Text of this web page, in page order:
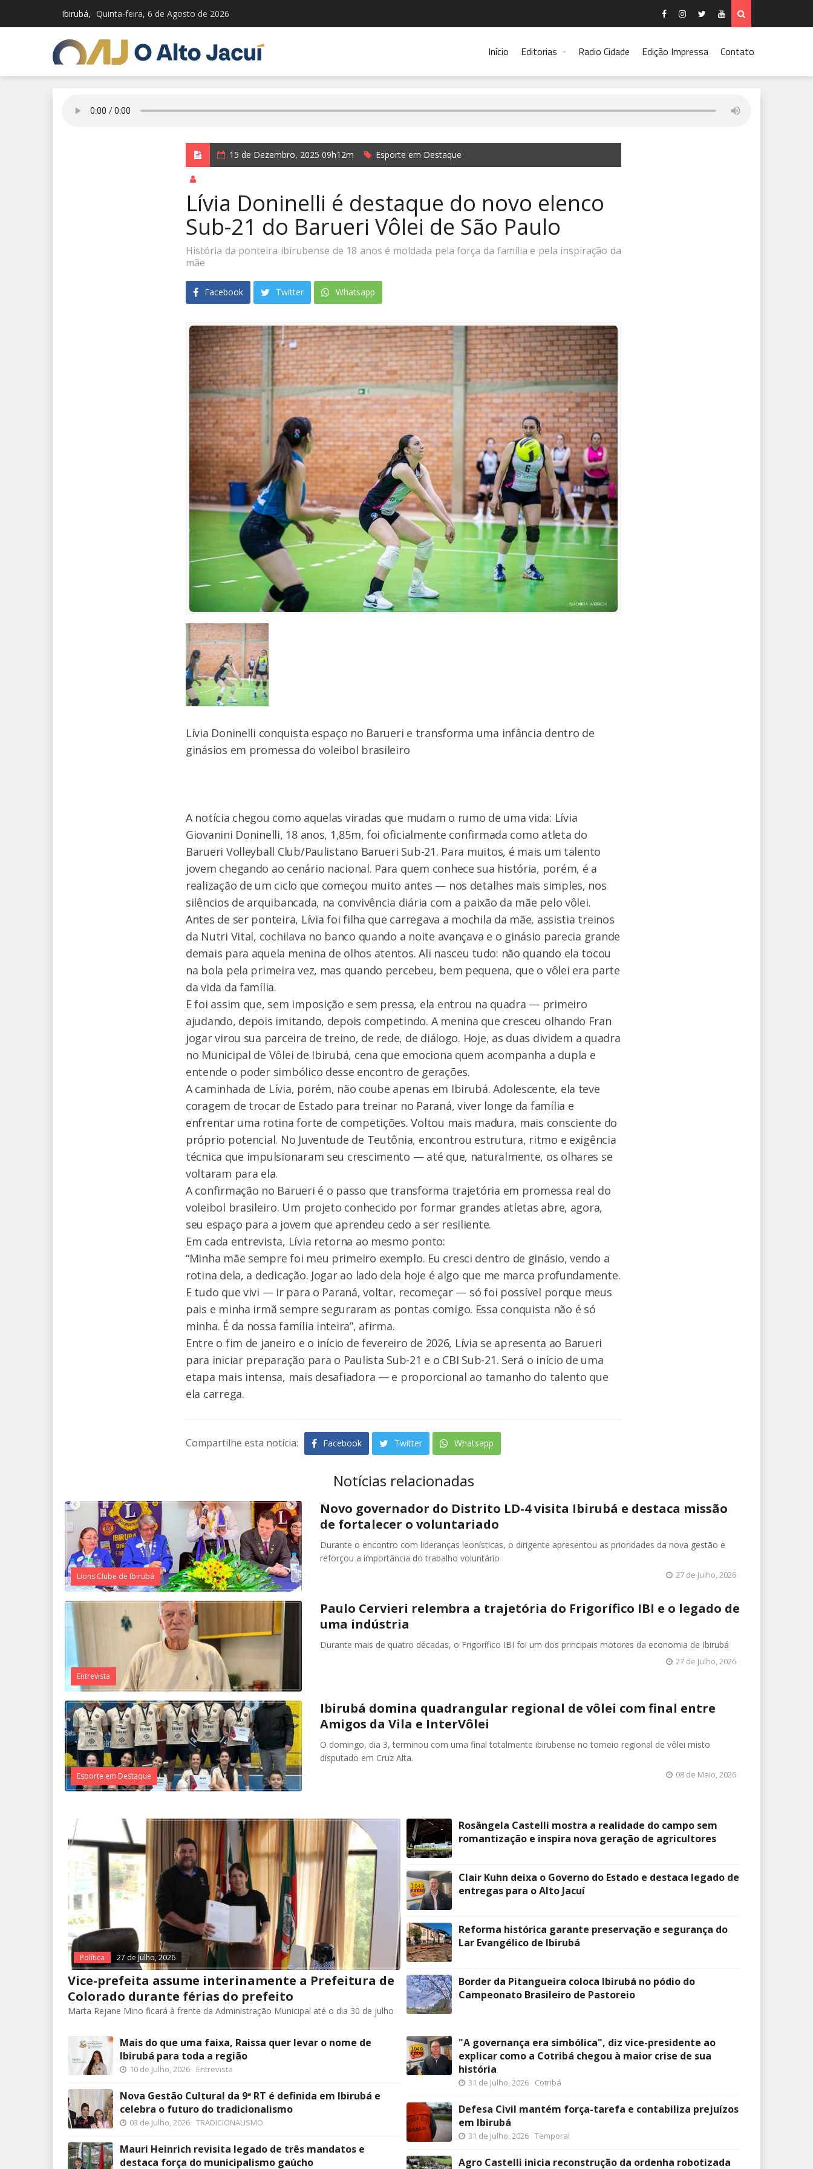
Ibirubá, Quinta-feira, 6 de Agosto de 2026
Início Editorias Radio Cidade Edição Impressa Contato
15 de Dezembro, 2025 09h12m Esporte em Destaque
Lívia Doninelli é destaque do novo elenco
Sub-21 do Barueri Vôlei de São Paulo
História da ponteira ibirubense de 18 anos é moldada pela força da família e pela inspiração da
mãe
Facebook Twitter Whatsapp
Lívia Doninelli conquista espaço no Barueri e transforma uma infância dentro de
ginásios em promessa do voleibol brasileiro
A notícia chegou como aquelas viradas que mudam o rumo de uma vida: Lívia
Giovanini Doninelli, 18 anos, 1,85m, foi oficialmente confirmada como atleta do
Barueri Volleyball Club/Paulistano Barueri Sub-21. Para muitos, é mais um talento
jovem chegando ao cenário nacional. Para quem conhece sua história, porém, é a
realização de um ciclo que começou muito antes — nos detalhes mais simples, nos
silêncios de arquibancada, na convivência diária com a paixão da mãe pelo vôlei.
Antes de ser ponteira, Lívia foi filha que carregava a mochila da mãe, assistia treinos
da Nutri Vital, cochilava no banco quando a noite avançava e o ginásio parecia grande
demais para aquela menina de olhos atentos. Ali nasceu tudo: não quando ela tocou
na bola pela primeira vez, mas quando percebeu, bem pequena, que o vôlei era parte
da vida da família.
E foi assim que, sem imposição e sem pressa, ela entrou na quadra — primeiro
ajudando, depois imitando, depois competindo. A menina que cresceu olhando Fran
jogar virou sua parceira de treino, de rede, de diálogo. Hoje, as duas dividem a quadra
no Municipal de Vôlei de Ibirubá, cena que emociona quem acompanha a dupla e
entende o poder simbólico desse encontro de gerações.
A caminhada de Lívia, porém, não coube apenas em Ibirubá. Adolescente, ela teve
coragem de trocar de Estado para treinar no Paraná, viver longe da família e
enfrentar uma rotina forte de competições. Voltou mais madura, mais consciente do
próprio potencial. No Juventude de Teutônia, encontrou estrutura, ritmo e exigência
técnica que impulsionaram seu crescimento — até que, naturalmente, os olhares se
voltaram para ela.
A confirmação no Barueri é o passo que transforma trajetória em promessa real do
voleibol brasileiro. Um projeto conhecido por formar grandes atletas abre, agora,
seu espaço para a jovem que aprendeu cedo a ser resiliente.
Em cada entrevista, Lívia retorna ao mesmo ponto:
“Minha mãe sempre foi meu primeiro exemplo. Eu cresci dentro de ginásio, vendo a
rotina dela, a dedicação. Jogar ao lado dela hoje é algo que me marca profundamente.
E tudo que vivi — ir para o Paraná, voltar, recomeçar — só foi possível porque meus
pais e minha irmã sempre seguraram as pontas comigo. Essa conquista não é só
minha. É da nossa família inteira”, afirma.
Entre o fim de janeiro e o início de fevereiro de 2026, Lívia se apresenta ao Barueri
para iniciar preparação para o Paulista Sub-21 e o CBI Sub-21. Será o início de uma
etapa mais intensa, mais desafiadora — e proporcional ao tamanho do talento que
ela carrega.
Compartilhe esta notícia: Facebook Twitter Whatsapp
Notícias relacionadas
Lions Clube de Ibirubá
Novo governador do Distrito LD-4 visita Ibirubá e destaca missão
de fortalecer o voluntariado
Durante o encontro com lideranças leonísticas, o dirigente apresentou as prioridades da nova gestão e
reforçou a importância do trabalho voluntário
27 de Julho, 2026
Entrevista
Paulo Cervieri relembra a trajetória do Frigorífico IBI e o legado de
uma indústria
Durante mais de quatro décadas, o Frigorífico IBI foi um dos principais motores da economia de Ibirubá
27 de Julho, 2026
Esporte em Destaque
Ibirubá domina quadrangular regional de vôlei com final entre
Amigos da Vila e InterVôlei
O domingo, dia 3, terminou com uma final totalmente ibirubense no torneio regional de vôlei misto
disputado em Cruz Alta.
08 de Maio, 2026
Política 27 de Julho, 2026
Vice-prefeita assume interinamente a Prefeitura de
Colorado durante férias do prefeito
Marta Rejane Mino ficará à frente da Administração Municipal até o dia 30 de julho
Rosângela Castelli mostra a realidade do campo sem
romantização e inspira nova geração de agricultores
Clair Kuhn deixa o Governo do Estado e destaca legado de
entregas para o Alto Jacuí
Reforma histórica garante preservação e segurança do
Lar Evangélico de Ibirubá
Border da Pitangueira coloca Ibirubá no pódio do
Campeonato Brasileiro de Pastoreio
Mais do que uma faixa, Raissa quer levar o nome de
Ibirubá para toda a região
10 de Julho, 2026 Entrevista
Nova Gestão Cultural da 9ª RT é definida em Ibirubá e
celebra o futuro do tradicionalismo
03 de Julho, 2026 TRADICIONALISMO
Mauri Heinrich revisita legado de três mandatos e
destaca força do municipalismo gaúcho
"A governança era simbólica", diz vice-presidente ao
explicar como a Cotribá chegou à maior crise de sua
história
31 de Julho, 2026 Cotribá
Defesa Civil mantém força-tarefa e contabiliza prejuízos
em Ibirubá
31 de Julho, 2026 Temporal
Agro Castelli inicia reconstrução da ordenha robotizada